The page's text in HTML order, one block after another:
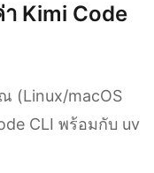
Kimi Code
(Linux/macOS
CLI พร้อมกับ uv